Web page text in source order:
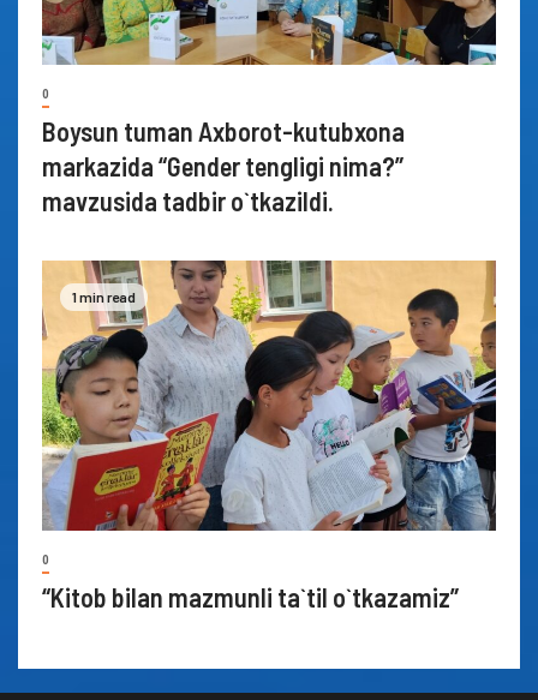
0
Boysun tuman Axborot-kutubxona
markazida “Gender tengligi nima?”
mavzusida tadbir o`tkazildi.
1 min read
0
“Kitob bilan mazmunli ta`til o`tkazamiz”